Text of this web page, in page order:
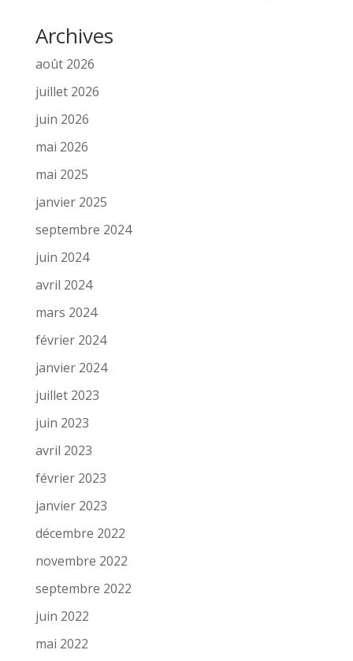
Archives
août 2026
juillet 2026
juin 2026
mai 2026
mai 2025
janvier 2025
septembre 2024
juin 2024
avril 2024
mars 2024
février 2024
janvier 2024
juillet 2023
juin 2023
avril 2023
février 2023
janvier 2023
décembre 2022
novembre 2022
septembre 2022
juin 2022
mai 2022